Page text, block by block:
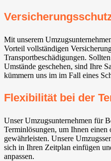
Mit unserem
Vorteil vollständigen
Transportbeschädigungen.
Umstände geschehen, sind Ihre
kümmern uns im im Fall eines
Flexibilität bei der
Unser Umzugsunternehmen für
Terminlösungen, um Ihnen einen
gewährleisten. Unsere
sich in Ihren Zeitplan einfügen
anpassen.